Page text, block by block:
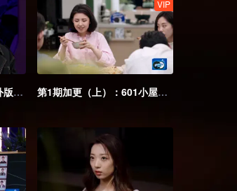
心动的信号6第一期下海外版第一版.mp4
VIP
第1期加更（上）：601小屋初见即拉丝？